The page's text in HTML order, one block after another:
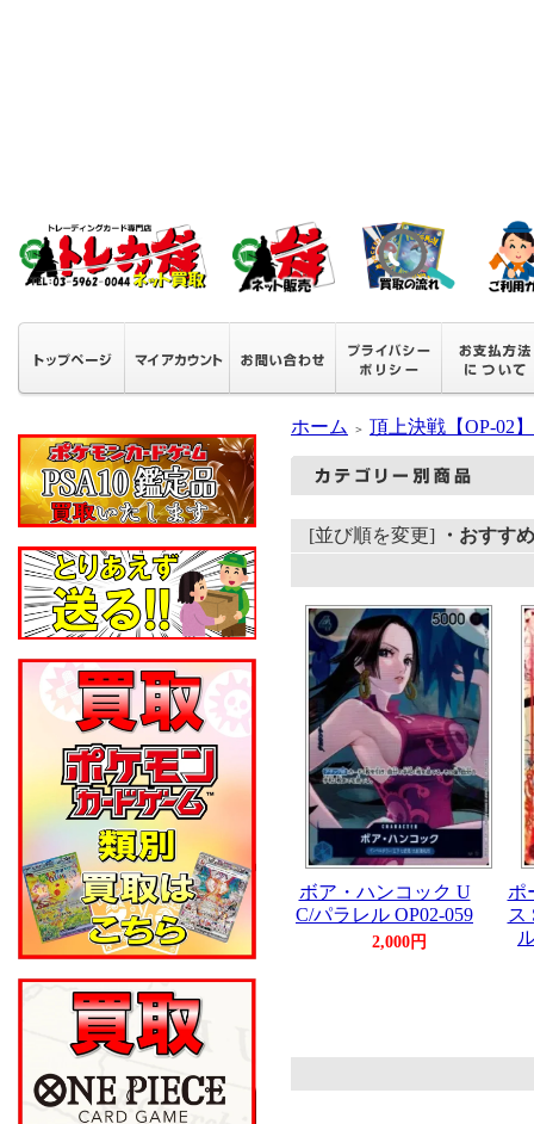
ホーム ＞ 頂上決戦【OP-02】
[並び順を変更] ・おすす
ボア・ハンコック U
C/パラレル OP02-059
2,000円
ポ
ス